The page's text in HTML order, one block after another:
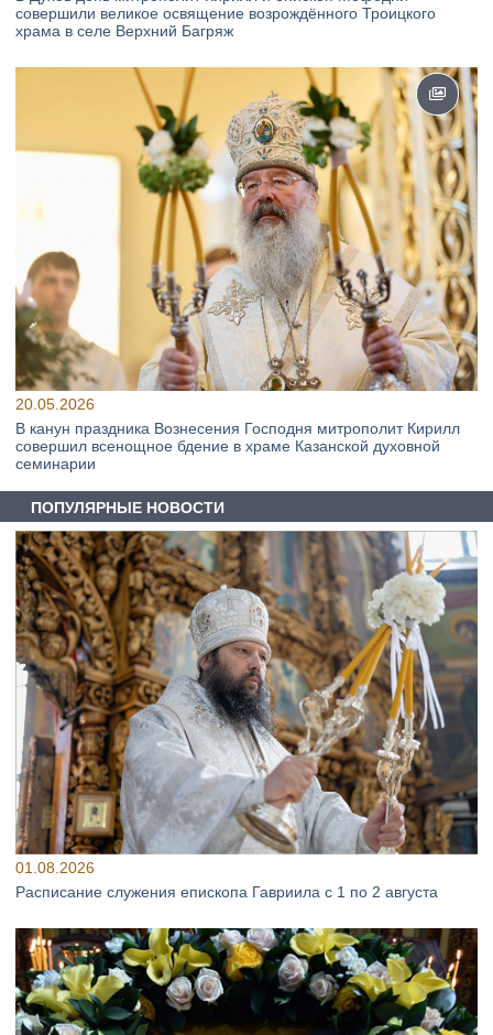
совершили великое освящение возрождённого Троицкого
храма в селе Верхний Багряж
20.05.2026
В канун праздника Вознесения Господня митрополит Кирилл
совершил всенощное бдение в храме Казанской духовной
семинарии
ПОПУЛЯРНЫЕ НОВОСТИ
01.08.2026
Расписание служения епископа Гавриила с 1 по 2 августа